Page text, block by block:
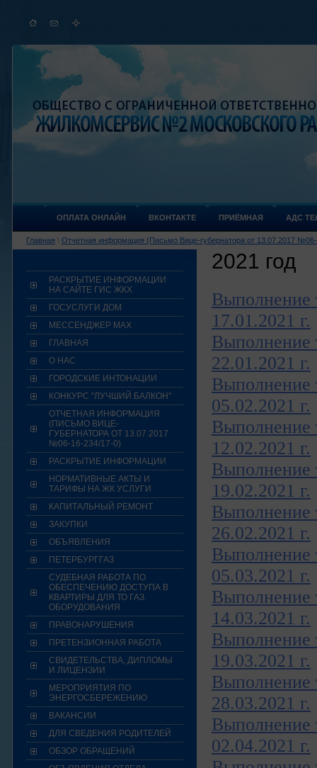
ОПЛАТА ОНЛАЙН ВКОНТАКТЕ ПРИЁМНАЯ АДС
Главная \ Отчетная информация (Письмо Вице-губернатора от 13.07.2017
РАСКРЫТИЕ ИНФОРМАЦИИ
НА САЙТЕ ГИС ЖКХ
ГОСУСЛУГИ ДОМ
МЕССЕНДЖЕР МАХ
ГЛАВНАЯ
О НАС
ГОРОДСКИЕ ИНТОНАЦИИ
КОНКУРС "ЛУЧШИЙ БАЛКОН"
ОТЧЕТНАЯ ИНФОРМАЦИЯ
(ПИСЬМО ВИЦЕ-
ГУБЕРНАТОРА ОТ 13.07.2017
№06-16-234/17-0)
РАСКРЫТИЕ ИНФОРМАЦИИ
НОРМАТИВНЫЕ АКТЫ И
ТАРИФЫ НА ЖК УСЛУГИ
КАПИТАЛЬНЫЙ РЕМОНТ
ЗАКУПКИ
ОБЪЯВЛЕНИЯ
ПЕТЕРБУРГГАЗ
СУДЕБНАЯ РАБОТА ПО
ОБЕСПЕЧЕНИЮ ДОСТУПА В
КВАРТИРЫ ДЛЯ ТО ГАЗ.
ОБОРУДОВАНИЯ
ПРАВОНАРУШЕНИЯ
ПРЕТЕНЗИОННАЯ РАБОТА
СВИДЕТЕЛЬСТВА, ДИПЛОМЫ
И ЛИЦЕНЗИИ
МЕРОПРИЯТИЯ ПО
ЭНЕРГОСБЕРЕЖЕНИЮ
ВАКАНСИИ
ДЛЯ СВЕДЕНИЯ РОДИТЕЛЕЙ
ОБЗОР ОБРАЩЕНИЙ
2021 год
Выполнение
17.01.2021 г.
Выполнение
22.01.2021 г.
Выполнение
05.02.2021 г.
Выполнение
12.02.2021 г.
Выполнение
19.02.2021 г.
Выполнение
26.02.2021 г.
Выполнение
05.03.2021 г.
Выполнение
14.03.2021 г.
Выполнение
19.03.2021 г.
Выполнение
28.03.2021 г.
Выполнение
02.04.2021 г.